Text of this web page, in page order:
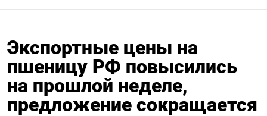
Экспортные цены на
пшеницу РФ повысились
на прошлой неделе,
предложение сокращается